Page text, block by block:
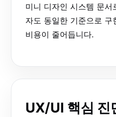
미니 디자인 시스템 문
자도 동일한 기준으로
비용이 줄어듭니다.
UX/UI 핵심 진